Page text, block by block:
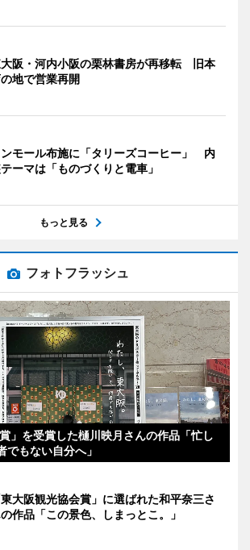
阪・河内小阪の栗林書房が再移転 旧本
の地で営業再開
ンモール布施に「タリーズコーヒー」 内
ーマは「ものづくりと電車」
もっと見る
フォトフラッシュ
賞」を受賞した樋川映月さんの作品「忙し
でもない自分へ」
東大阪観光協会賞」に選ばれた和平奈三さ
作品「この景色、しまっとこ。」